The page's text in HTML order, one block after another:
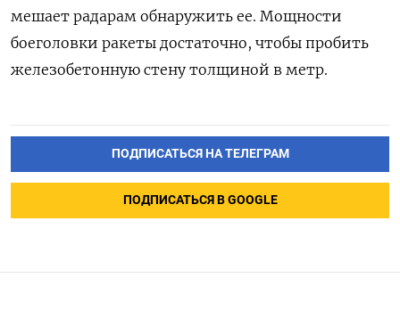
мешает радарам обнаружить ее. Мощности
боеголовки ракеты достаточно, чтобы пробить
железобетонную стену толщиной в метр.
ПОДПИСАТЬСЯ НА ТЕЛЕГРАМ
ПОДПИСАТЬСЯ В GOOGLE